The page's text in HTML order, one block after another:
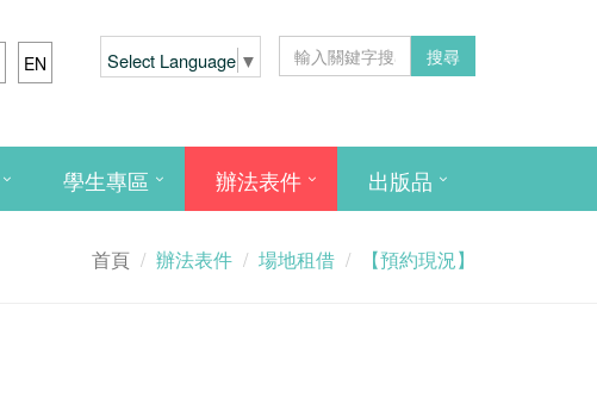
EN Select Language ▼ 搜尋
學生專區 辦法表件 出版品
首頁 辦法表件 場地租借 【預約現況】